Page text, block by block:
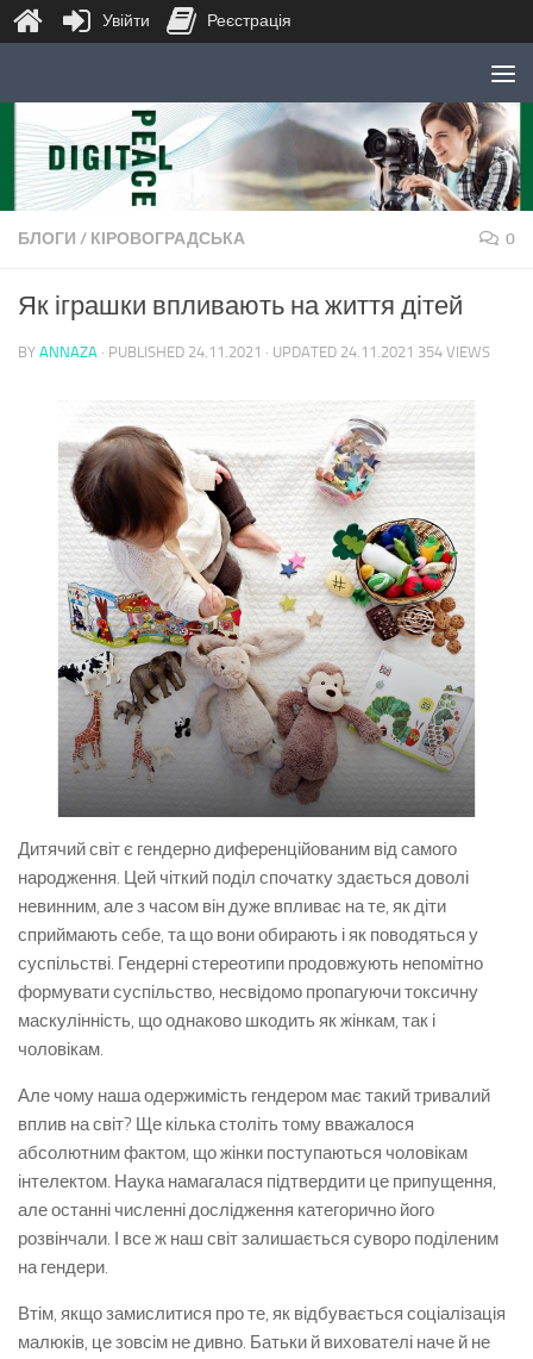
Skip to content
БЛОГИ / КІРОВОГРАДСЬКА 0
Як іграшки впливають на життя дітей
BY ANNAZA · PUBLISHED 24.11.2021 · UPDATED 24.11.2021 354 VIEWS
Дитячий світ є гендерно диференційованим від самого
народження. Цей чіткий поділ спочатку здається доволі
невинним, але з часом він дуже впливає на те, як діти
сприймають себе, та що вони обирають і як поводяться у
суспільстві. Гендерні стереотипи продовжують непомітно
формувати суспільство, несвідомо пропагуючи токсичну
маскулінність, що однаково шкодить як жінкам, так і
чоловікам.
Але чому наша одержимість гендером має такий тривалий
вплив на світ? Ще кілька століть тому вважалося
абсолютним фактом, що жінки поступаються чоловікам
інтелектом. Наука намагалася підтвердити це припущення,
але останні численні дослідження категорично його
розвінчали. І все ж наш світ залишається суворо поділеним
на гендери.
Втім, якщо замислитися про те, як відбувається соціалізація
малюків, це зовсім не дивно. Батьки й вихователі наче й не
Увійти Реєстрація